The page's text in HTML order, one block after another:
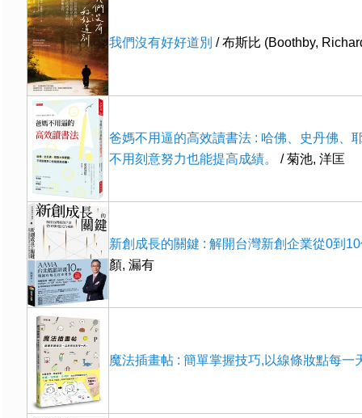
我們沒有好好道別 / 布斯比 (Boothby,
爸媽不用逼的高效讀書法 : 哈佛、史丹佛、
不用刻意努力也能提高成績。
/ 菊池, 洋匡
新創成長的關鍵 : 解開台灣新創企業從0到
顏, 漏有
魔法插畫帖 : 簡單掌握技巧,以線條妝點每一